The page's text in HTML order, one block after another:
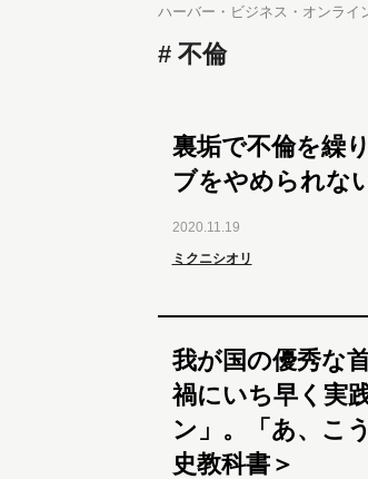
ハーバー・ビジネス・オンライ
不倫
裏垢で不倫を繰
ブをやめられな
2020.11.19
ミクニシオリ
我が国の優秀な
禍にいち早く実
ン」。「あ、こ
史教科書＞